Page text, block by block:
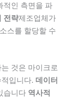
적인 측면을 파
전략제조업체가
스를 할당할 수
것은 마이크로
입니다. 데이터
습니다 역사적